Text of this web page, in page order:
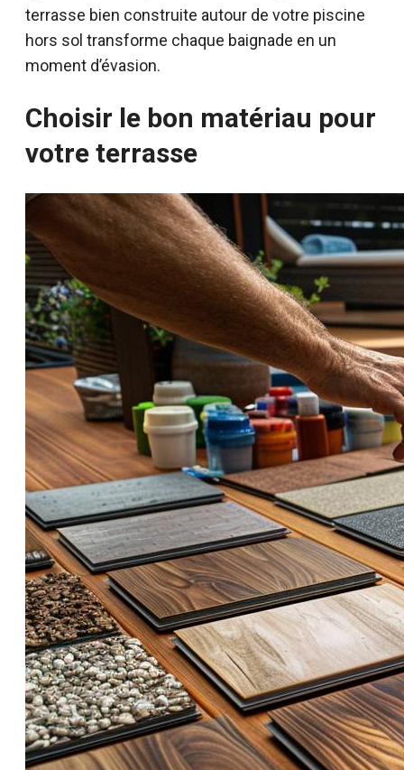
terrasse bien construite autour de votre piscine
hors sol transforme chaque baignade en un
moment d’évasion.
Choisir le bon matériau pour
votre terrasse